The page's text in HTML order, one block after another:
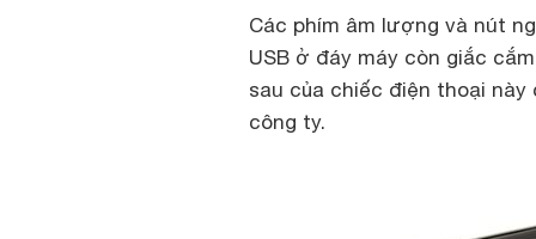
Các phím âm lượng và nút
USB ở đáy máy còn giắc
sau của chiếc điện thoại
công ty.